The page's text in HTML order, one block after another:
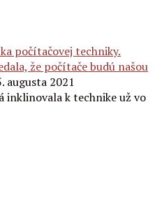
počítačovej techniky.
že počítače budú našou
augusta 2021
inklinovala k technike už vo